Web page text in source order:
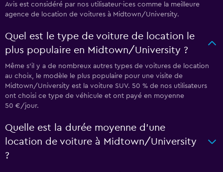
Avis est considéré par nos utilisateur·ices comme la meilleure
agence de location de voitures à Midtown/University.
Quel est le type de voiture de location le
plus populaire en Midtown/University ?
Même s'il y a de nombreux autres types de voitures de location
au choix, le modèle le plus populaire pour une visite de
Midtown/University est la voiture SUV. 50 % de nos utilisateurs
ont choisi ce type de véhicule et ont payé en moyenne
50 €/jour.
Quelle est la durée moyenne d’une
location de voiture à Midtown/University
?